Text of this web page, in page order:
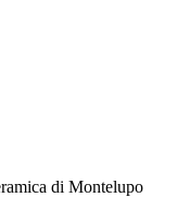
di Montelupo